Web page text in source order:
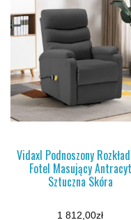
Vidaxl Podnoszony
Fotel Masujący Antracyt
Sztuczna Skóra
1 812,00zł